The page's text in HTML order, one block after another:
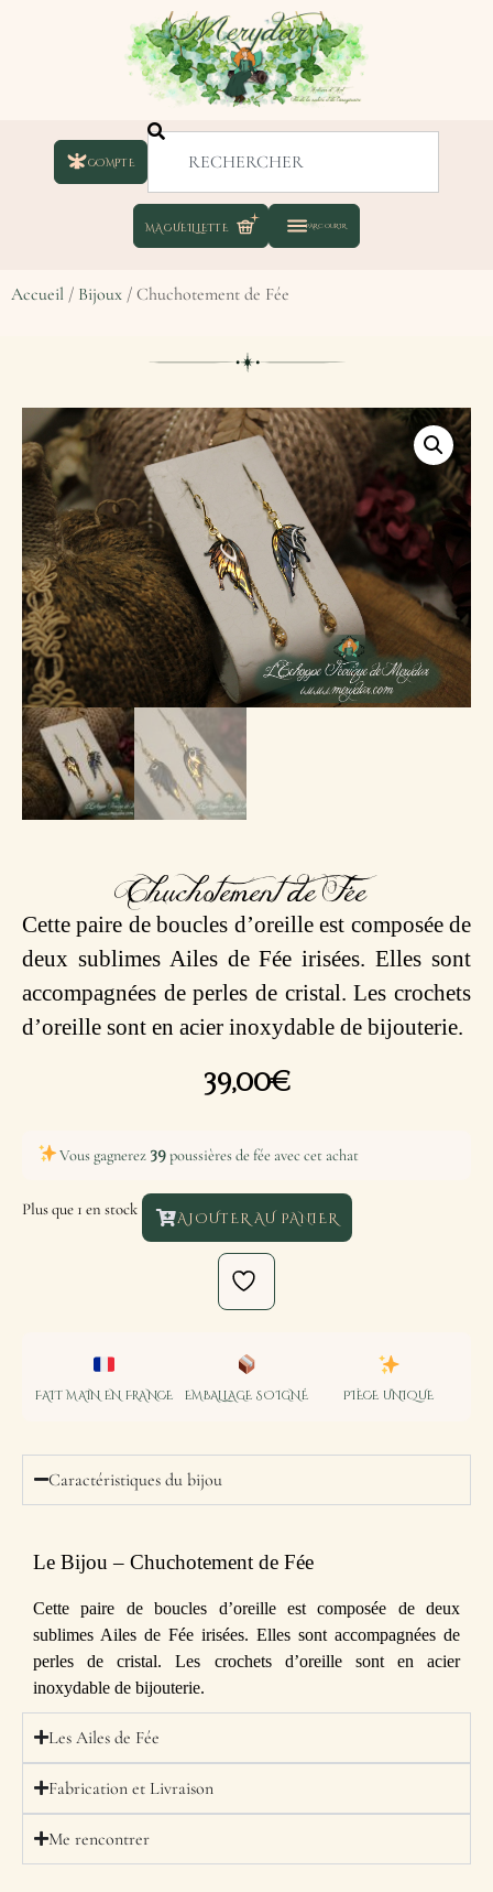
COMPTE
Accueil / Bijoux / Chuchotement de Fée
Chuchotement de Fée
Cette paire de boucles d’oreille est composée de
deux sublimes Ailes de Fée irisées. Elles sont
accompagnées de perles de cristal. Les crochets
d’oreille sont en acier inoxydable de bijouterie.
39,00€
Vous gagnerez 39poussières de fée avec cet achat
Plus que 1 en stock AJOUTER AU PANIER
FAIT MAIN EN FRANCE EMBALLAGE SOIGNÉ PIÈCE UNIQUE
Caractéristiques du bijou
Le Bijou – Chuchotement de Fée
Cette paire de boucles d’oreille est composée de deux
sublimes Ailes de Fée irisées. Elles sont accompagnées de
perles de cristal. Les crochets d’oreille sont en acier
inoxydable de bijouterie.
Les Ailes de Fée
Fabrication et Livraison
Me rencontrer